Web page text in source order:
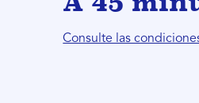
Consulte las